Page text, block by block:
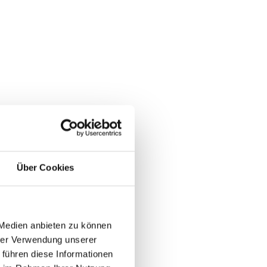
Über Cookies
anbieten zu können
Verwendung unserer
diese Informationen
mit den
beimengen, würzen
bis der Teig stabil ist.